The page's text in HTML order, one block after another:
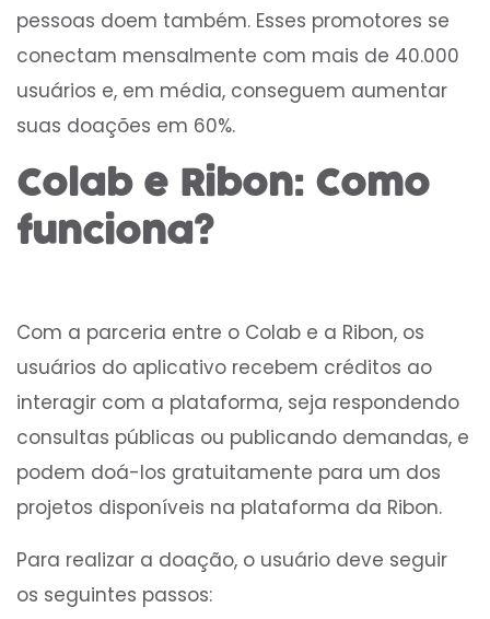
pessoas doem também. Esses promotores se
conectam mensalmente com mais de 40.000
usuários e, em média, conseguem aumentar
suas doações em 60%.
Colab e Ribon: Como
funciona?
Com a parceria entre o Colab e a Ribon, os
usuários do aplicativo recebem créditos ao
interagir com a plataforma, seja respondendo
consultas públicas ou publicando demandas, e
podem doá-los gratuitamente para um dos
projetos disponíveis na plataforma da Ribon.
Para realizar a doação, o usuário deve seguir
os seguintes passos: